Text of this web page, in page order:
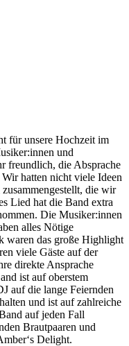
für unsere Hochzeit im
und
freundlich, die Absprache
hatten nicht viele Ideen
die wir
Lied hat die Band extra
Die Musiker:innen
alles Nötige
waren das große Highlight
viele Gäste auf der
direkte Ansprache
ist auf oberstem
auf die lange Feiernden
und ist auf zahlreiche
auf jeden Fall
Brautpaaren und
Delight.